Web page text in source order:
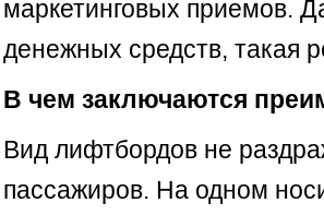
маркетинговых приемов.
денежных средств, такая
В чем заключаются
Вид лифтбордов не
пассажиров. На одном